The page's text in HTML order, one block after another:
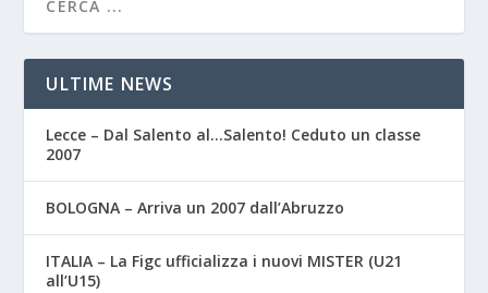
ULTIME NEWS
Lecce – Dal Salento al…Salento! Ceduto un classe
2007
BOLOGNA – Arriva un 2007 dall’Abruzzo
ITALIA – La Figc ufficializza i nuovi MISTER (U21
all’U15)